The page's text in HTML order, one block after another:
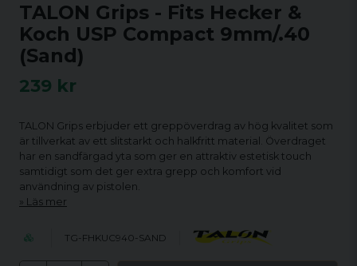
TALON Grips - Fits Hecker &
Koch USP Compact 9mm/.40
(Sand)
239 kr
TALON Grips erbjuder ett greppöverdrag av hög kvalitet som
är tillverkat av ett slitstarkt och halkfritt material. Överdraget
har en sandfärgad yta som ger en attraktiv estetisk touch
samtidigt som det ger extra grepp och komfort vid
användning av pistolen.
Läs mer
TG-FHKUC940-SAND